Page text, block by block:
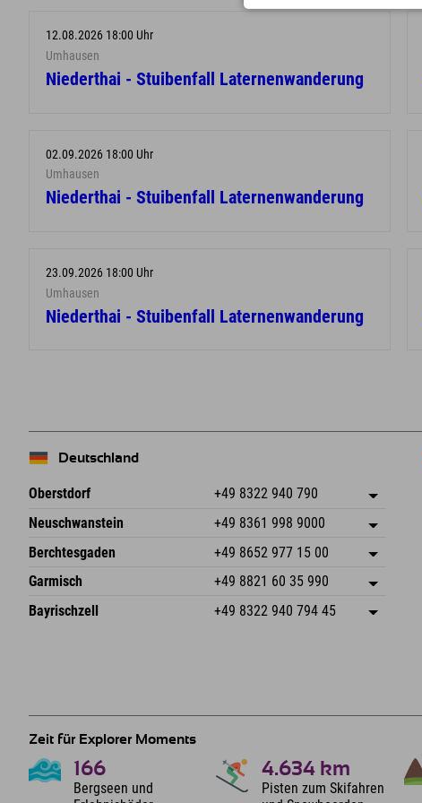
12.08.2026 18:00 Uhr
Umhausen
Niederthai - Stuibenfall Laternenwanderung
02.09.2026 18:00 Uhr
Umhausen
Niederthai - Stuibenfall Laternenwanderung
23.09.2026 18:00 Uhr
Umhausen
Niederthai - Stuibenfall Laternenwanderung
Deutschland
Oberstdorf +49 8322 940 790
An der Breitach 3
Deutschland
Adresse speichern
Buchen
Neuschwanstein +49 8361 998 9000
An der Riese 45
87484 Nesselwang im Allgäu
Deutschland
Adresse speichern
Buchen
Berchtesgaden +49 8652 977 15 00
Hofreitstr. 7
Deutschland
Adresse speichern
Buchen
Garmisch +49 8821 60 35 990
Frickenstraße 22
82490 Farchant
Adresse speichern
Bayrischzell +49 8322 940 794 45
Zeit für Explorer Moments
166
Bergseen und
4.634 km
Pisten zum Skifahren